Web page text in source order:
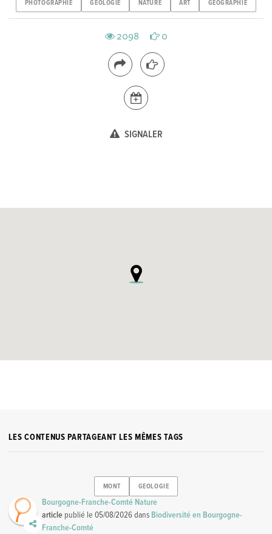
PHOTOGRAPHIE GEOLOGIE NATURE ART GEOGRAPHIE
2098 0
SIGNALER
LES CONTENUS PARTAGEANT LES MÊMES TAGS
MONT GEOLOGIE
Bourgogne-Franche-Comté Nature
article publié le05/08/2026dans Biodiversité en Bourgogne-
Franche-Comté